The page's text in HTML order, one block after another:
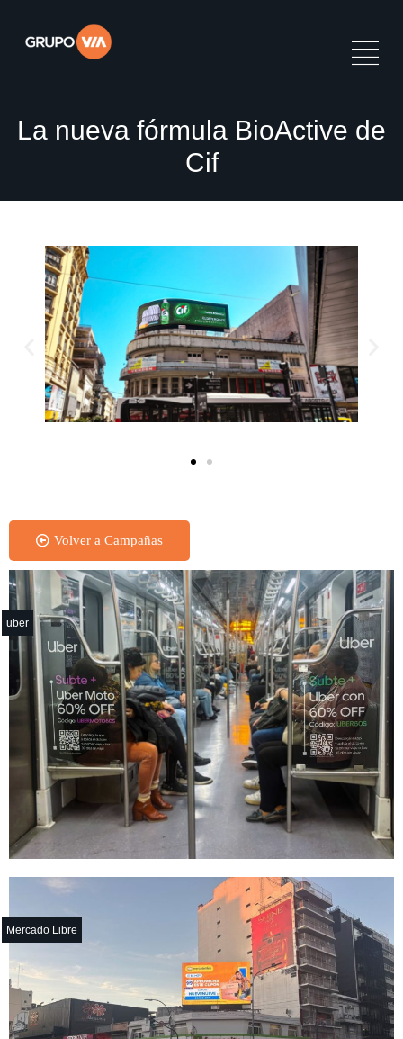
La nueva fórmula BioActive de
Cif
Volver a Campañas
uber
Mercado Libre